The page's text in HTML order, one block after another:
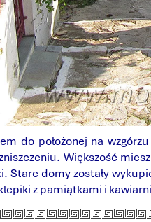
do położonej na
Większość
Stare domy zostały
z pamiątkami i